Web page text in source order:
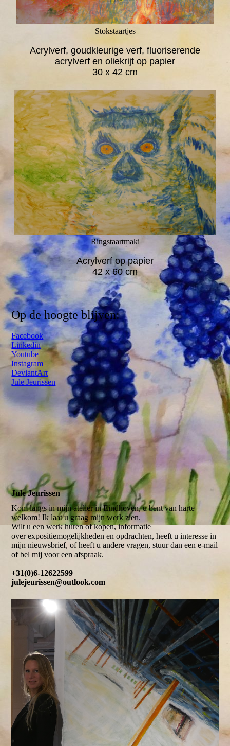
Stokstaartjes
Acrylverf, goudkleurige verf, fluoriserende
acrylverf en oliekrijt op papier
30 x 42 cm
Ringstaartmaki
Acrylverf op papier
42 x 60 cm
Op de hoogte blijven:
Facebook
Linkedin
Youtube
Instagram
DeviantArt
Jule Jeurissen
Jule Jeurissen
Kom langs in mijn atelier in Eindhoven, u bent van harte
welkom! Ik laat u graag mijn werk zien.
Wilt u een werk huren of kopen, informatie
over expositiemogelijkheden en opdrachten, heeft u interesse in
mijn nieuwsbrief, of heeft u andere vragen, stuur dan een e-mail
of bel mij voor een afspraak.
+31(0)6-12622599
julejeurissen@outlook.com